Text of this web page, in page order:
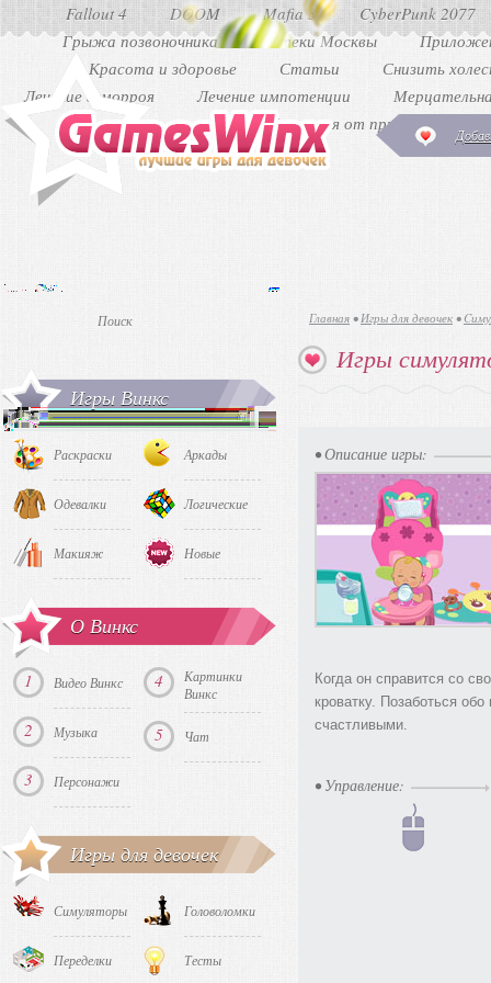
Fallout 4 DOOM Mafia 3
CyberPunk 2077
Грыжа позвоночника
Аптеки Москвы
Красота и здоровье
Статьи
Снизить
Лечение геморроя
Лечение импотенции
Как избавиться от прыщей
Главная • Игры для девочек •
Игры
• Описание игры:
Когда он справится со
кроватку. Позаботься
счастливыми.
• Управление:
Игры Винкс
Раскраски
Одевалки
Макияж
Аркады
Логические
Новые
О Винкс
1 Видео Винкс
2 Музыка
3 Персонажи
4
Картинки
Винкс
5 Чат
Игры для девочек
Симуляторы
Переделки
Головоломки
Тесты